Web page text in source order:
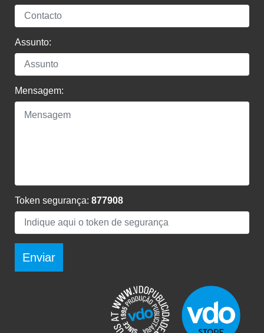
Assunto:
Mensagem:
Token segurança: 877908
Enviar